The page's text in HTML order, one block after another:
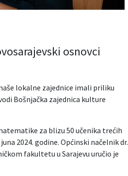
osnovci
lokalne zajednice imali priliku
Bošnjačka zajednica kulture
za blizu 50 učenika trećih
2024. godine. Općinski načelnik dr.
fakultetu u Sarajevu uručio je